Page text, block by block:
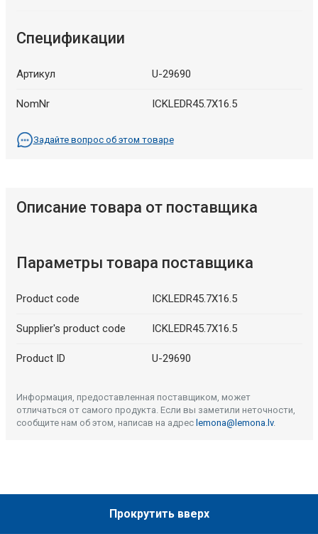
Спецификации
Артикул U-29690
NomNr ICKLEDR45.7X16.5
Задайте вопрос об этом товаре
Описание товара от поставщика
Параметры товара поставщика
Product code ICKLEDR45.7X16.5
Supplier's product code ICKLEDR45.7X16.5
Product ID U-29690
Информация, предоставленная поставщиком, может
отличаться от самого продукта. Если вы заметили неточности,
сообщите нам об этом, написав на адрес lemona@lemona.lv.
Прокрутить вверх